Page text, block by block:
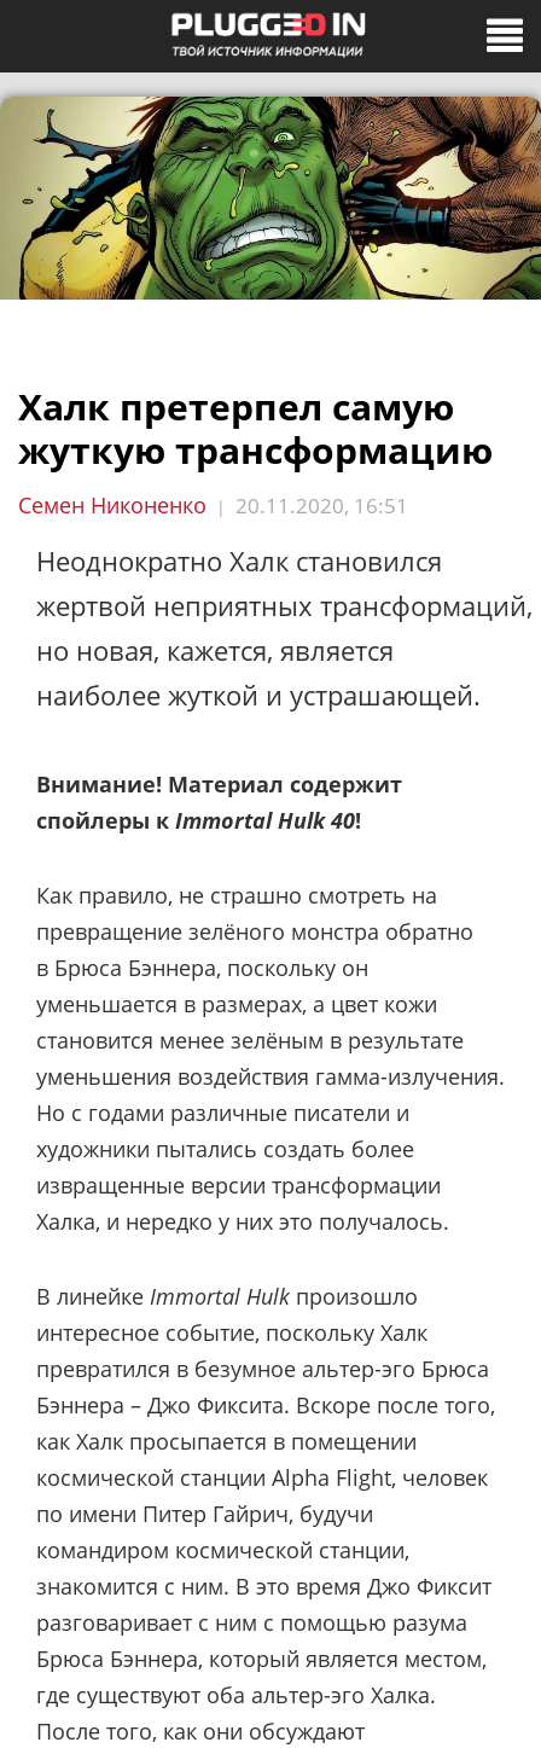
Халк претерпел самую
жуткую трансформацию
Семен Никоненко | 20.11.2020, 16:51
Неоднократно Халк становился
жертвой неприятных трансформаций,
но новая, кажется, является
наиболее жуткой и устрашающей.
Внимание! Материал содержит
спойлеры к Immortal Hulk 40!
Как правило, не страшно смотреть на
превращение зелёного монстра обратно
в Брюса Бэннера, поскольку он
уменьшается в размерах, а цвет кожи
становится менее зелёным в результате
уменьшения воздействия гамма-излучения.
Но с годами различные писатели и
художники пытались создать более
извращенные версии трансформации
Халка, и нередко у них это получалось.
В линейке Immortal Hulk произошло
интересное событие, поскольку Халк
превратился в безумное альтер-эго Брюса
Бэннера – Джо Фиксита. Вскоре после того,
как Халк просыпается в помещении
космической станции Alpha Flight, человек
по имени Питер Гайрич, будучи
командиром космической станции,
знакомится с ним. В это время Джо Фиксит
разговаривает с ним с помощью разума
Брюса Бэннера, который является местом,
где существуют оба альтер-эго Халка.
После того, как они обсуждают